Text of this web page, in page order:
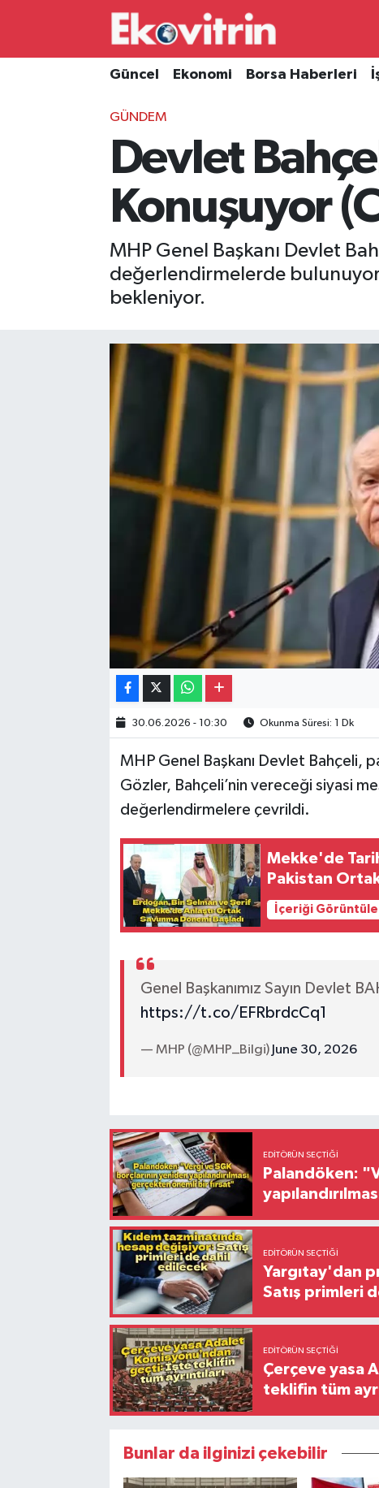
Güncel Ekonomi Borsa Haberleri
GÜNDEM
Devlet
Konuşuyor
MHP Genel Başkanı Devlet
değerlendirmelerde
bekleniyor.
30.06.2026 - 10:30 Okunma Süresi: 1 Dk
MHP Genel Başkanı Devlet Bahçeli,
Gözler, Bahçeli’nin vereceği siyasi
değerlendirmelere çevrildi.
Mekke'de
Pakistan
İçeriği Görüntüle
Genel Başkanımız Sayın Devlet
https://t.co/EFRbrdcCq1
— MHP (@MHP_Bilgi) June 30, 2026
EDITÖRÜN SEÇTIĞI
Palandöken:
EDITÖRÜN SEÇTIĞI
Yargıtay'dan
Satış primleri
EDITÖRÜN SEÇTIĞI
Çerçeve yasa
teklifin tüm
Bunlar da ilginizi çekebilir
Güncel
Borsa Haberleri
Gayrimenkul
Hava Durumu
Süper Lig Puan Durumu ve Fikstür
Tüm Manşetler
Son Dakika Haberleri
Haber Arşivi